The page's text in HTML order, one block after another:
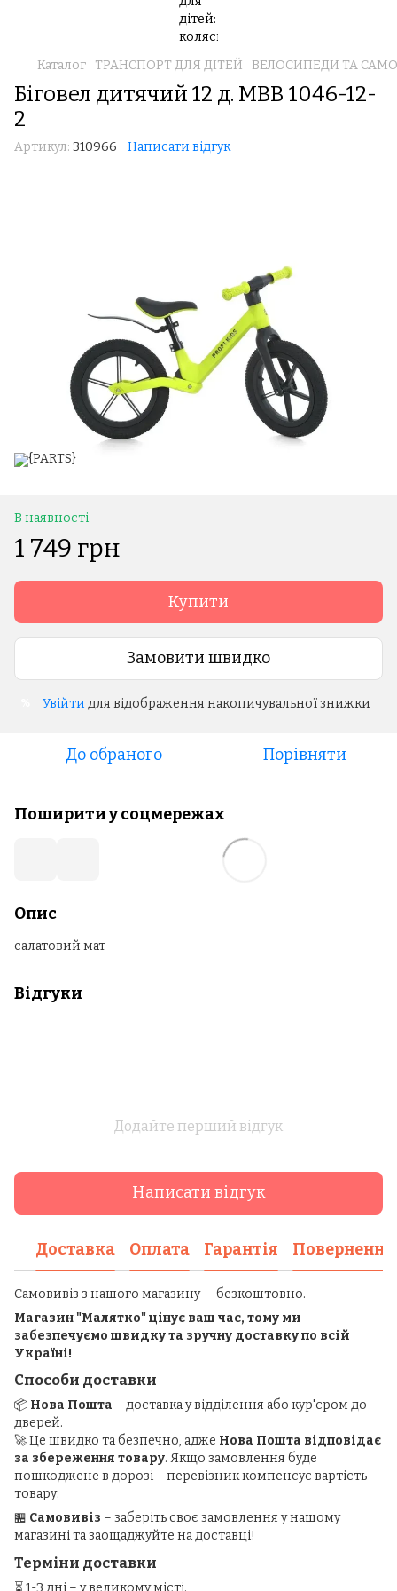
Каталог ТРАНСПОРТ ДЛЯ ДІТЕЙ ВЕЛОСИПЕДИ ТА
Біговел дитячий 12 д. MBB 1046-12-
2
Артикул: 310966 Написати відгук
В наявності
1 749 грн
Купити
Замовити швидко
Увійти для відображення накопичувальної знижки
До обраного Порівняти
Поширити у соцмережах
Опис
салатовий мат
Відгуки
Додайте перший відгук
Написати відгук
Доставка Оплата Гарантія Повернення
Самовивіз з нашого магазину — безкоштовно.
Магазин "Малятко" цінує ваш час, тому ми
забезпечуємо швидку та зручну доставку по всій
Україні!
Способи доставки
📦 Нова Пошта – доставка у відділення або кур'єром до
дверей.
🚀 Це швидко та безпечно, адже Нова Пошта відповідає
за збереження товару. Якщо замовлення буде
пошкоджене в дорозі – перевізник компенсує вартість
товару.
🏪 Самовивіз – заберіть своє замовлення у нашому
магазині та заощаджуйте на доставці!
Терміни доставки